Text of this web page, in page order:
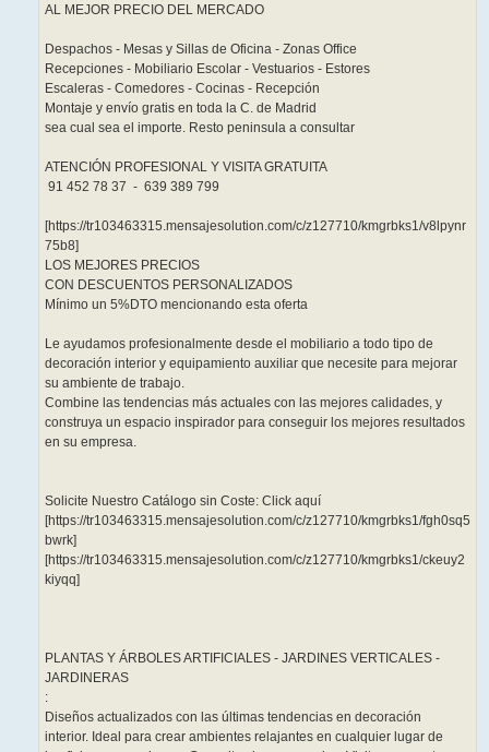
AL MEJOR PRECIO DEL MERCADO
Despachos - Mesas y Sillas de Oficina - Zonas Office
Recepciones - Mobiliario Escolar - Vestuarios - Estores
Escaleras - Comedores - Cocinas - Recepción
Montaje y envío gratis en toda la C. de Madrid
sea cual sea el importe. Resto peninsula a consultar
ATENCIÓN PROFESIONAL Y VISITA GRATUITA
91 452 78 37 - 639 389 799
[https://tr103463315.mensajesolution.com/c/z127710/kmgrbks1/v8lpynr
75b8]
LOS MEJORES PRECIOS
CON DESCUENTOS PERSONALIZADOS
Mínimo un 5%DTO mencionando esta oferta
Le ayudamos profesionalmente desde el mobiliario a todo tipo de
decoración interior y equipamiento auxiliar que necesite para mejorar
su ambiente de trabajo.
Combine las tendencias más actuales con las mejores calidades, y
construya un espacio inspirador para conseguir los mejores resultados
en su empresa.
Solicite Nuestro Catálogo sin Coste: Click aquí
[https://tr103463315.mensajesolution.com/c/z127710/kmgrbks1/fgh0sq5
bwrk]
[https://tr103463315.mensajesolution.com/c/z127710/kmgrbks1/ckeuy2
kiyqq]
PLANTAS Y ÁRBOLES ARTIFICIALES - JARDINES VERTICALES -
JARDINERAS
:
Diseños actualizados con las últimas tendencias en decoración
interior. Ideal para crear ambientes relajantes en cualquier lugar de